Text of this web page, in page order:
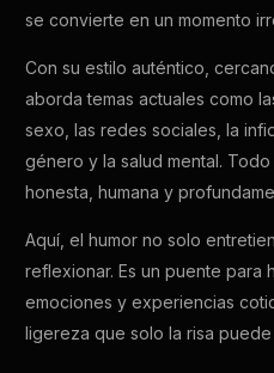
se convierte en un momento
Con su estilo auténtico,
aborda temas actuales como
sexo, las redes sociales, la
género y la salud mental.
honesta, humana y
Aquí, el humor no solo
reflexionar. Es un puente para
emociones y experiencias
ligereza que solo la risa